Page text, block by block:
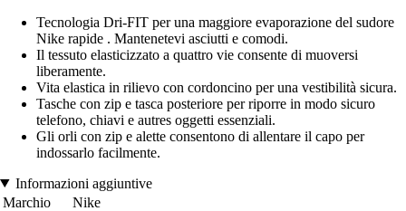
Tecnologia Dri-FIT per una maggiore evaporazione del sudore
Nike rapide . Mantenetevi asciutti e comodi.
Il tessuto elasticizzato a quattro vie consente di muoversi
liberamente.
Vita elastica in rilievo con cordoncino per una vestibilità sicura.
Tasche con zip e tasca posteriore per riporre in modo sicuro
telefono, chiavi e autres oggetti essenziali.
Gli orli con zip e alette consentono di allentare il capo per
indossarlo facilmente.
Informazioni aggiuntive
Marchio
Nike